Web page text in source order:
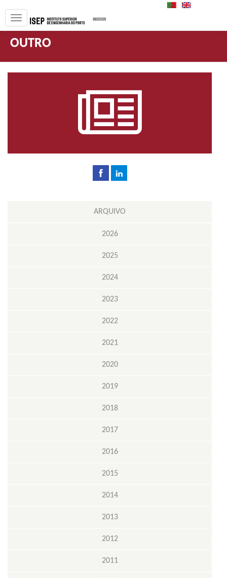
PT
OUTRO
ARQUIVO
2026
2025
2024
2023
2022
2021
2020
2019
2018
2017
2016
2015
2014
2013
2012
2011